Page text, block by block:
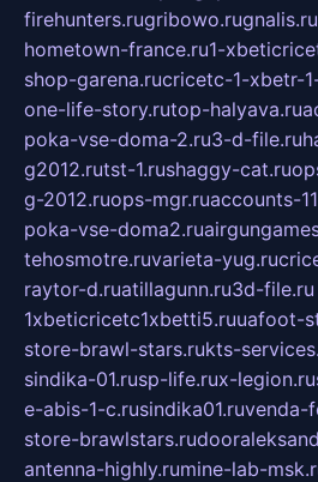
firehunters.rugribowo.rugnalis.ru
hometown-france.ru1-
shop-garena.rucricetc-1-xbetr-
one-life-story.rutop-halyava.ru
poka-vse-doma-2.ru3-d-file.ru
g2012.rutst-1.rushaggy-cat.ru
g-2012.ruops-mgr.ruaccounts-
poka-vse-doma2.ru
tehosmotre.ruvarieta-yug.ru
raytor-d.ruatillagunn.ru3d-file.ru
1xbeticricetc1xbetti5.ruuafoot-
store-brawl-stars.rukts-
sindika-01.rusp-life.rux-legion.ru
e-abis-1-c.rusindika01.ruvenda-
store-brawlstars.ru
antenna-highly.rumine-lab-